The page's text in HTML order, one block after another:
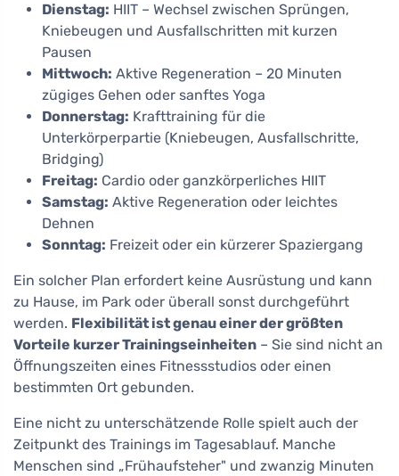
Dienstag: HIIT – Wechsel zwischen Sprüngen,
Kniebeugen und Ausfallschritten mit kurzen
Pausen
Mittwoch: Aktive Regeneration – 20 Minuten
zügiges Gehen oder sanftes Yoga
Donnerstag: Krafttraining für die
Unterkörperpartie (Kniebeugen, Ausfallschritte,
Bridging)
Freitag: Cardio oder ganzkörperliches HIIT
Samstag: Aktive Regeneration oder leichtes
Dehnen
Sonntag: Freizeit oder ein kürzerer Spaziergang
Ein solcher Plan erfordert keine Ausrüstung und kann
zu Hause, im Park oder überall sonst durchgeführt
werden. Flexibilität ist genau einer der größten
Vorteile kurzer Trainingseinheiten – Sie sind nicht an
Öffnungszeiten eines Fitnessstudios oder einen
bestimmten Ort gebunden.
Eine nicht zu unterschätzende Rolle spielt auch der
Zeitpunkt des Trainings im Tagesablauf. Manche
Menschen sind „Frühaufsteher" und zwanzig Minuten